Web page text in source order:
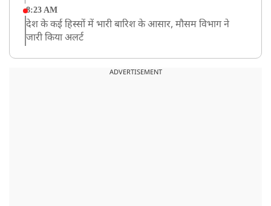
8:23 AM
देश के कई हिस्सों में भारी बारिश के आसार, मौसम विभाग ने
जारी किया अलर्ट
भारत समेत 5 देशों पर 100% टैरिफ
ADVERTISEMENT